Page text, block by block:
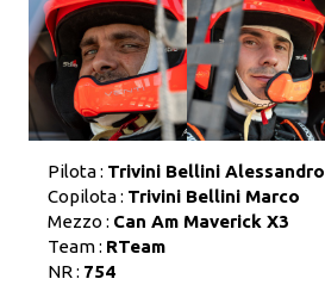
Pilota : Trivini Bellini Alessandro
Copilota : Trivini Bellini Marco
Mezzo : Can Am Maverick X3
Team : RTeam
NR : 754